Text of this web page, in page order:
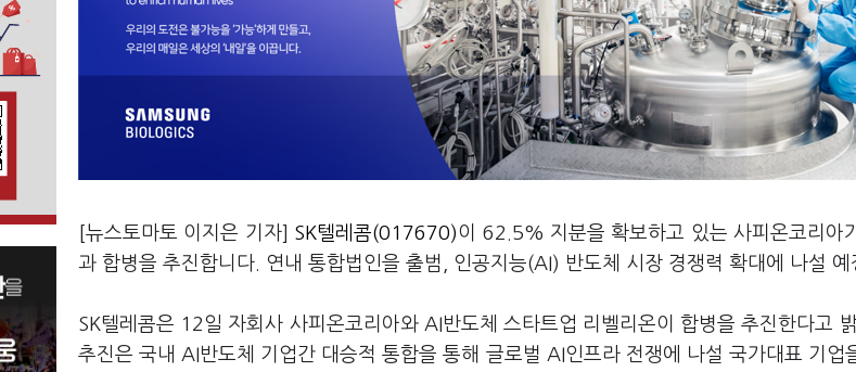
[뉴스토마토 이지은 기자] SK텔레콤(017670)이 62.5% 지분을 확보하고 있는 사피온코리아
과 합병을 추진합니다. 연내 통합법인을 출범, 인공지능(AI) 반도체 시장 경쟁력 확대에 나설 예
SK텔레콤은 12일 자회사 사피온코리아와 AI반도체 스타트업 리벨리온이 합병을 추진한다고
추진은 국내 AI반도체 기업간 대승적 통합을 통해 글로벌 AI인프라 전쟁에 나설 국가대표 기업